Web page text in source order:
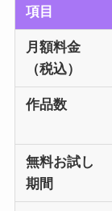
項目
月額料金
（税込）
作品数
無料お試し
期間